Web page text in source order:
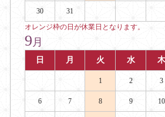
30
31
オレンジ枠の日が休業日となります。
9 月
日 月 火 水 木
1 2 3
6 7 8 9 10